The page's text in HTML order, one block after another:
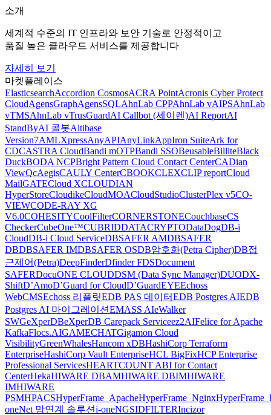
소개
세계적 수준의 IT 인프라와 보안 기술로 안정적이고
품질 높은 클라우드 서비스를 제공합니다
자세히 보기
마켓플레이스
ElasticsearchAccordion CosmosACRA PointAcronis Cyber Protect
CloudAgensGraphAgensSQLAhnLab CPPAhnLab vAIPSAhnLab
vTMSAhnLab vTrusGuardAI Callbot (세이렌)AI ReportAI
StandByAI 콜봇Altibase
Version7AMLXpressAnyAPIAnyLinkAppIron SuiteArk for
CDCASTRA CloudBandi mOTPBandi SSOBeusableBilliteBlack
DuckBODA NCPBright Pattern Cloud Contact CenterCADian
ViewQcAegisCAULY CenterCBOOKCLEXCLIP reportCloud
MailGATECloud XCLOUDIAN
HyperStoreCloudikeCloudMOACloudStudioClusterPlex v5CO-
VIEWCODE-RAY XG
V6.0COHESITYCoolFilterCORNERSTONECouchbaseCS
CheckerCubeOne™CUBRIDDATACRYPTODataDogDB-i
CloudDB-i Cloud ServiceDBSAFER AMDBSAFER
DBDBSAFER IMDBSAFER OSDB암호화(Petra Cipher)DB접
근제어(Petra)DeepFinderDfinder FDSDocument
SAFERDocuONE CLOUDDSM (Data Sync Manager)DUODX-
ShiftD’AmoD’Guard for CloudD’GuardEYEEchoss
WebCMSEchoss 리플릿EDB PAS 데이터EDB Postgres AIEDB
Postgres AI 마이그레이션EMASS AIeWalker
SWGeXperDBeXperDB Carepack Serviceez2AIFelice for Apache
KafkaFlocs.AIGAMECHATGigamon Cloud
VisibilityGreenWhalesHancom xDBHashiCorp Terraform
EnterpriseHashiCorp Vault EnterpriseHCL BigFixHCP Enterprise
Professional ServicesHEARTCOUNT ABI for Contact
CenterHekaHIWARE DBAMHIWARE DBIMHIWARE
IMHIWARE
PSMHPACSHyperFrame_ApacheHyperFrame_Nginx
oneNet 망연계 솔루션i-oneNGSIDFILTERIncizor